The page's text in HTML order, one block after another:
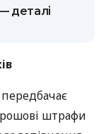
деталі
штрафи